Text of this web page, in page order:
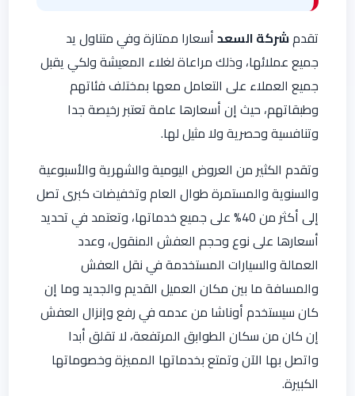
تقدمشركة السعدأسعارا ممتازة وفي متناول يد
جميع عملائها، وذلك مراعاة لغلاء المعيشة ولكي يقبل
جميع العملاء على التعامل معها بمختلف فئاتهم
وطبقاتهم، حيث إن أسعارها عامة تعتبر رخيصة جدا
وتنافسية وحصرية ولا مثيل لها.
وتقدم الكثير من العروض اليومية والشهرية والأسبوعية
والسنوية والمستمرة طوال العام وتخفيضات كبرى تصل
إلى أكثر من 40% على جميع خدماتها، وتعتمد في تحديد
أسعارها على نوع وحجم العفش المنقول، وعدد
العمالة والسيارات المستخدمة في نقل العفش
والمسافة ما بين مكان العميل القديم والجديد وما إن
كان سيستخدم أوناشا من عدمه في رفع وإنزال العفش
إن كان من سكان الطوابق المرتفعة، لا تقلق أبدا
واتصل بها الآن وتمتع بخدماتها المميزة وخصوماتها
الكبيرة.